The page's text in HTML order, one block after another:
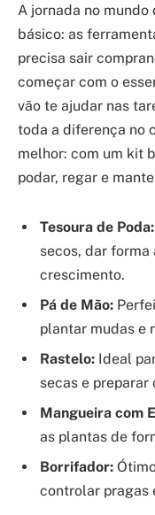
A jornada no
básico: as
precisa sair
começar com o
vão te ajudar nas
toda a diferença no
melhor: com um kit
podar, regar e
Tesoura de Poda:
secos, dar
crescimento.
Pá de Mão:
plantar mudas e
Rastelo: Ideal
secas e preparar
Mangueira com
as plantas de
Borrifador:
controlar pragas